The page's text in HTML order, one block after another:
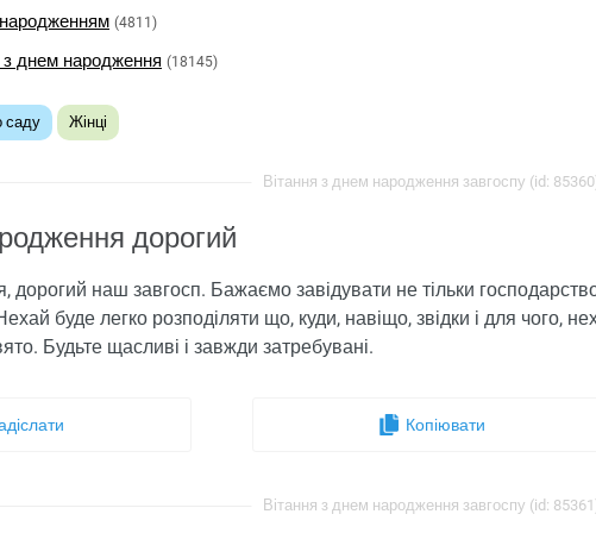
(4811)
з днем ​​народження (18145)
саду Жінці
Вітання з днем ​​народження завгоспу (id:
дорогий
наш завгосп. Бажаємо завідувати не тільки
буде легко розподіляти що, куди, навіщо, звідки і для чого,
Будьте щасливі і завжди затребувані.
Копіювати
Вітання з днем ​​народження завгоспу (id: